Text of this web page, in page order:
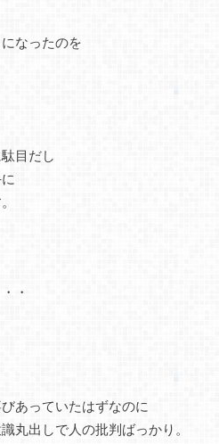
なったのを
目だし
・
あっていたはずなのに
丸出しで人の批判ばっかり。